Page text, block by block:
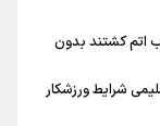
اتم کشتند بدون
شرایط ورزشکار